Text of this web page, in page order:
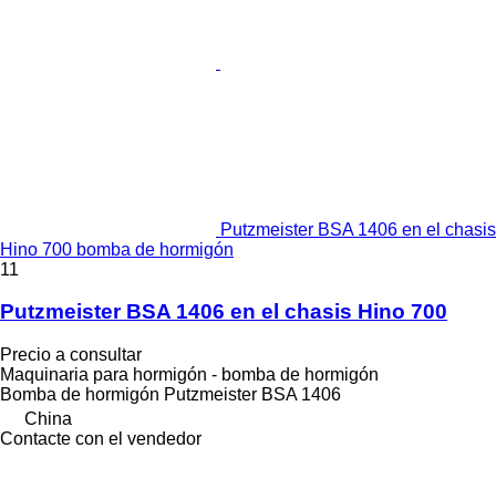
Putzmeister BSA 1406 en el chasis
Hino 700 bomba de hormigón
11
Putzmeister BSA 1406 en el chasis Hino 700
Precio a consultar
Maquinaria para hormigón - bomba de hormigón
Bomba de hormigón Putzmeister BSA 1406
China
Contacte con el vendedor